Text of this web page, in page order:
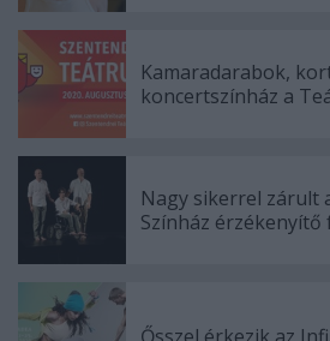
Kamaradarabok,
koncertszínház a
Nagy sikerrel zárult
Színház érzékenyítő